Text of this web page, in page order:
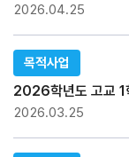
2026.04.25
목적사업
2026학년도 고교 1
2026.03.25